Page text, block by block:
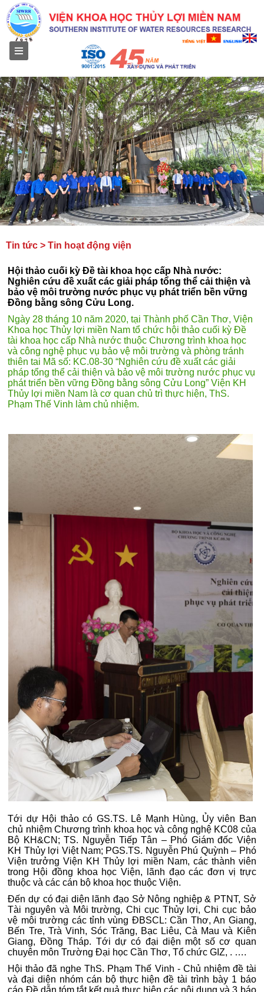
Tin tức > Tin hoạt động viện
Hội thảo cuối kỳ Đề tài khoa học cấp Nhà nước:
Nghiên cứu đề xuất các giải pháp tổng thể cải thiện và
bảo vệ môi trường nước phục vụ phát triển bền vững
Đồng bằng sông Cửu Long.
Ngày 28 tháng 10 năm 2020, tại Thành phố Cần Thơ, Viện
Khoa học Thủy lợi miền Nam tổ chức hội thảo cuối kỳ Đề
tài khoa học cấp Nhà nước thuộc Chương trình khoa học
và công nghệ phục vụ bảo vệ môi trường và phòng tránh
thiên tai Mã số: KC.08-30 “Nghiên cứu đề xuất các giải
pháp tổng thể cải thiện và bảo vệ môi trường nước phục vụ
phát triển bền vững Đồng bằng sông Cửu Long” Viện KH
Thủy lợi miền Nam là cơ quan chủ trì thực hiện, ThS.
Phạm Thế Vinh làm chủ nhiệm.
Tới dự Hội thảo có GS.TS. Lê Mạnh Hùng, Ủy viên Ban
chủ nhiệm Chương trình khoa học và công nghệ KC08 của
Bộ KH&CN; TS. Nguyễn Tiếp Tân – Phó Giám đốc Viện
KH Thủy lợi Việt Nam; PGS.TS. Nguyễn Phú Quỳnh – Phó
Viện trưởng Viện KH Thủy lợi miền Nam, các thành viên
trong Hội đồng khoa học Viện, lãnh đạo các đơn vị trực
thuộc và các cán bộ khoa học thuộc Viện.
Đến dự có đại diện lãnh đạo Sở Nông nghiệp & PTNT, Sở
Tài nguyên và Môi trường, Chi cục Thủy lợi, Chi cục bảo
vệ môi trường các tỉnh vùng ĐBSCL: Cần Thơ, An Giang,
Bến Tre, Trà Vinh, Sóc Trăng, Bạc Liêu, Cà Mau và Kiên
Giang, Đồng Tháp. Tới dự có đại diện một số cơ quan
chuyên môn Trường Đại học Cần Thơ, Tổ chức GIZ, . ….
Hội thảo đã nghe ThS. Phạm Thế Vinh - Chủ nhiệm đề tài
và đại diện nhóm cán bộ thực hiện đề tài trình bày 1 báo
cáo Đề dẫn tóm tắt kết quả thực hiện các nội dung và 3 báo